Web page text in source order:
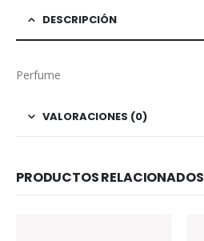
DESCRIPCIÓN
Perfume
VALORACIONES (0)
PRODUCTOS RELACIONADOS